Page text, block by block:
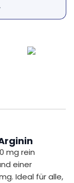
mg rein
einer
Ideal für alle,